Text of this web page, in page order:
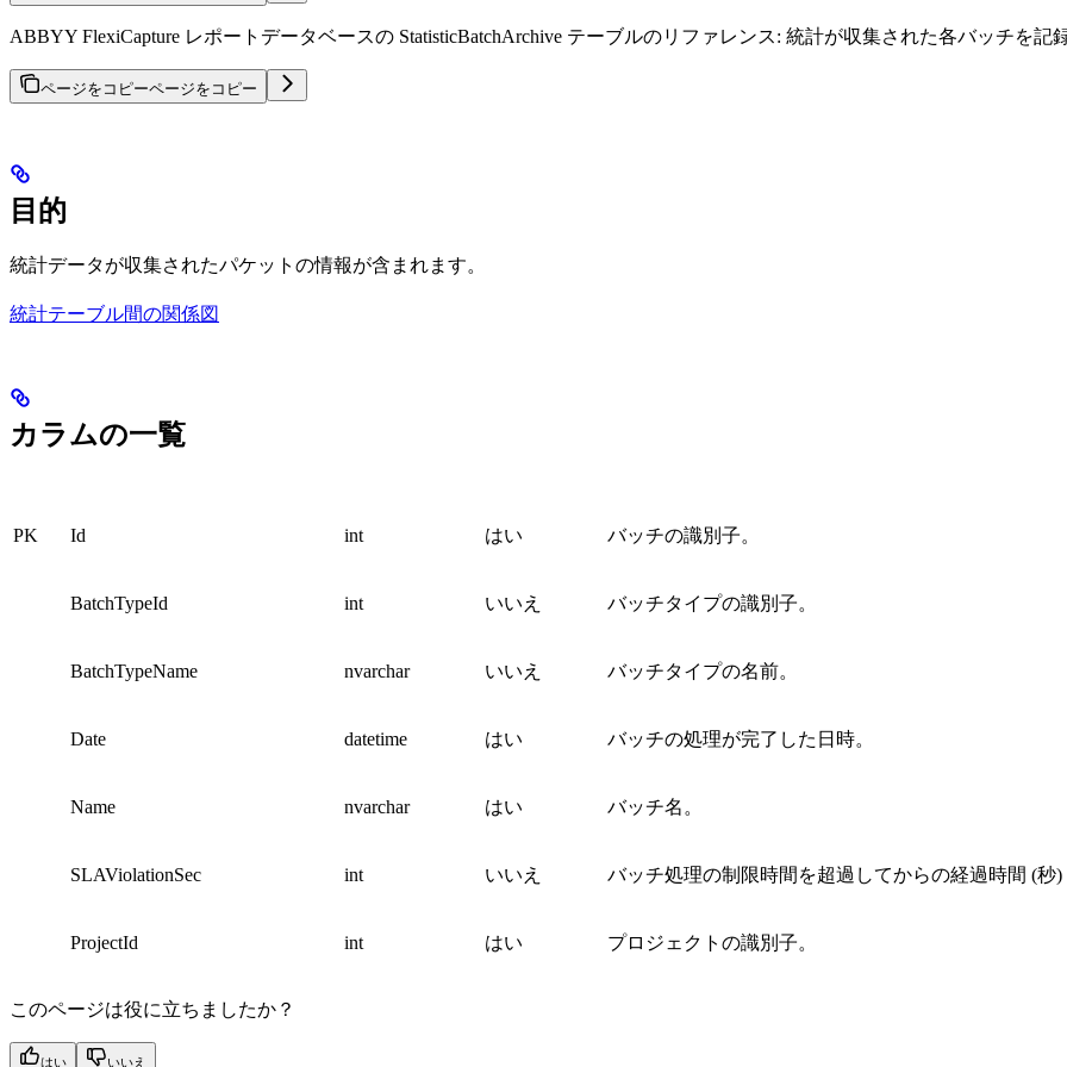
ABBYY FlexiCapture レポートデータベースの StatisticBatchArchive テーブルのリファレンス: 統計が収集された各バッチを記
ページをコピーページをコピー
目的
統計データが収集されたパケットの情報が含まれます。
統計テーブル間の関係図
カラムの一覧
PK Id int はい バッチの識別子。
BatchTypeId int いいえ バッチタイプの識別子。
BatchTypeName nvarchar いいえ バッチタイプの名前。
Date datetime はい バッチの処理が完了した日時。
Name nvarchar はい バッチ名。
SLAViolationSec int いいえ バッチ処理の制限時間を超過してからの経過時間 (秒)
ProjectId int はい プロジェクトの識別子。
このページは役に立ちましたか？
はい いいえ